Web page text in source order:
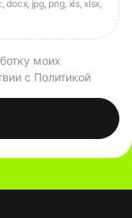
моих
с Политикой